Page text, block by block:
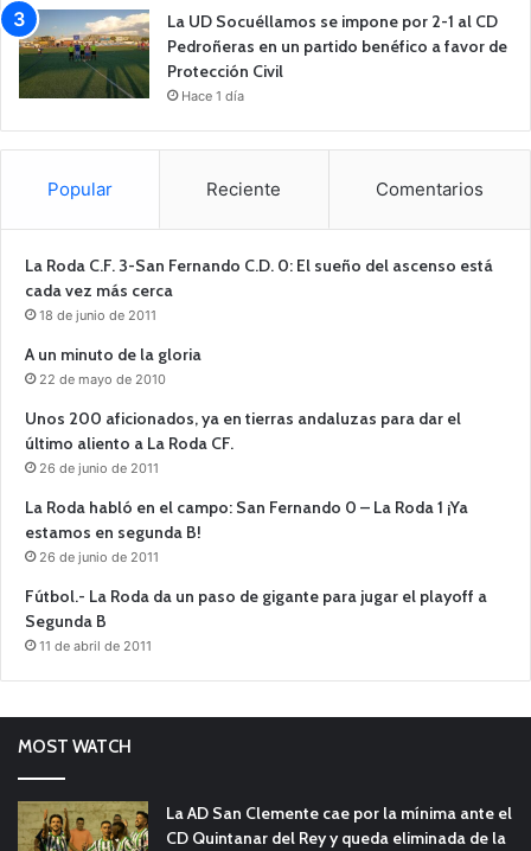
La UD Socuéllamos se impone por 2-1 al CD
Pedroñeras en un partido benéfico a favor de
Protección Civil
Hace 1 día
Popular Reciente Comentarios
La Roda C.F. 3-San Fernando C.D. 0: El sueño del ascenso está
cada vez más cerca
18 de junio de 2011
A un minuto de la gloria
22 de mayo de 2010
Unos 200 aficionados, ya en tierras andaluzas para dar el
último aliento a La Roda CF.
26 de junio de 2011
La Roda habló en el campo: San Fernando 0 – La Roda 1 ¡Ya
estamos en segunda B!
26 de junio de 2011
Fútbol.- La Roda da un paso de gigante para jugar el playoff a
Segunda B
11 de abril de 2011
MOST WATCH
La AD San Clemente cae por la mínima ante el
CD Quintanar del Rey y queda eliminada de la